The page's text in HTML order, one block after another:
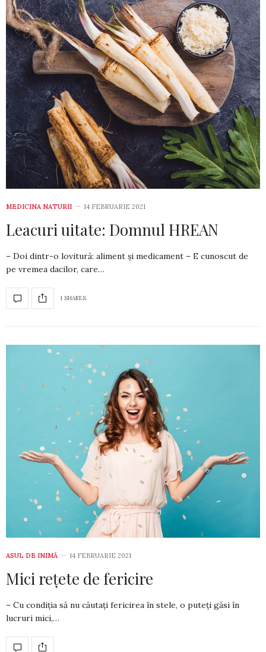
MEDICINA NATURII 14 FEBRUARIE 2021
Leacuri uitate: Domnul HREAN
– Doi dintr-o lovitură: aliment și medicament – E cunoscut de
pe vremea dacilor, care…
1 SHARES
ASUL DE INIMĂ 14 FEBRUARIE 2021
Mici rețete de fericire
– Cu condiția să nu căutați fericirea în stele, o puteți găsi în
lucruri mici,…